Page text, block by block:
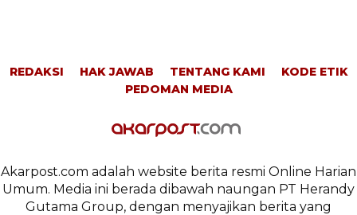
REDAKSI HAK JAWAB TENTANG KAMI
KODE ETIK
PEDOMAN MEDIA
Akarpost.com adalah website berita resmi Online Harian
Umum. Media ini berada dibawah naungan PT Herandy
Gutama Group, dengan menyajikan berita yang